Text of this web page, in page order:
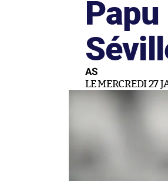
AS
LE MERCREDI 27